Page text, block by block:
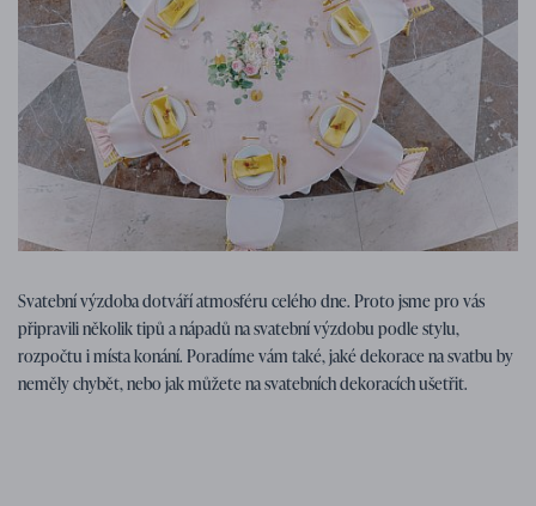
Tipy na svatbu 07. 01. 2026
Tipy, nápady a inspirace na svatební
výzdobu
Svatební výzdoba dotváří atmosféru celého dne. Proto jsme pro vás
připravili několik tipů a nápadů na svatební výzdobu podle stylu,
rozpočtu i místa konání. Poradíme vám také, jaké dekorace na svatbu by
neměly chybět, nebo jak můžete na svatebních dekoracích ušetřit.